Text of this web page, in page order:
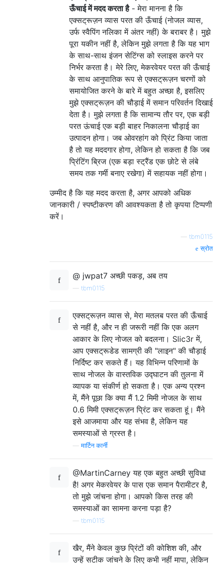
ऊँचाई में मदद करता है- मेरा मानना ​​है कि
एक्सट्रूज़न व्यास परत की ऊँचाई (नोजल व्यास,
उर्फ ​​स्वैपिंग नलिका में अंतर नहीं) के बराबर है। मुझे
पूरा यकीन नहीं है, लेकिन मुझे लगता है कि यह भाग
के साथ-साथ इंजन सेटिंग्स को स्लाइस करने पर
निर्भर करता है। मेरे लिए, मेकरवेयर परत की ऊँचाई
के साथ आनुपातिक रूप से एक्सट्रूज़न चरणों को
समायोजित करने के बारे में बहुत अच्छा है, इसलिए
मुझे एक्सट्रूज़न की चौड़ाई में समान परिवर्तन दिखाई
देता है। मुझे लगता है कि सामान्य तौर पर, एक बड़ी
परत ऊंचाई एक बड़ी बाहर निकालना चौड़ाई का
उत्पादन होगा। जब ओवरहांग को प्रिंट किया जाता
है तो यह मददगार होगा, लेकिन हो सकता है कि जब
प्रिंटिंग ब्रिज (एक बड़ा स्ट्रैंड एक छोटे से लंबे
समय तक गर्मी बनाए रखेगा) में सहायक नहीं होगा।
उम्मीद है कि यह मदद करता है, अगर आपको अधिक
जानकारी / स्पष्टीकरण की आवश्यकता है तो कृपया टिप्पणी
करें।
tbm0115
स्रोत
@ jwpat7 अच्छी पकड़, अब तय
tbm0115
एक्सट्रूज़न व्यास से, मेरा मतलब परत की ऊँचाई
से नहीं है, और न ही जरूरी नहीं कि एक अलग
आकार के लिए नोजल को बदलना। Slic3r में,
आप एक्सट्रूडेड सामग्री की "लाइन" की चौड़ाई
निर्दिष्ट कर सकते हैं। यह विभिन्न परिणामों के
साथ नोजल के वास्तविक उद्घाटन की तुलना में
व्यापक या संकीर्ण हो सकता है। एक अन्य प्रश्न
में, मैंने पूछा कि क्या मैं 1.2 मिमी नोजल के साथ
0.6 मिमी एक्सट्रूज़न प्रिंट कर सकता हूं। मैंने
इसे आजमाया और यह संभव है, लेकिन यह
समस्याओं से ग्रस्त है।
—मार्टिन कार्नी
@MartinCarney यह एक बहुत अच्छी सुविधा
है! अगर मेकरवेयर के पास एक समान पैरामीटर है,
तो मुझे जांचना होगा। आपको किस तरह की
समस्याओं का सामना करना पड़ा है?
tbm0115
खैर, मैंने केवल कुछ प्रिंटों की कोशिश की, और
उन्हें सटीक जांचने के लिए कभी नहीं मापा, लेकिन